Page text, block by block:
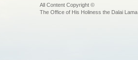
All Content Copyright ©
The Office of His Holiness the Dalai Lama